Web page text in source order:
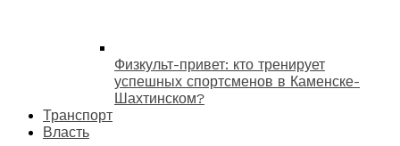
Физкульт-привет: кто тренирует
успешных спортсменов в Каменске-
Шахтинском?
Транспорт
Власть